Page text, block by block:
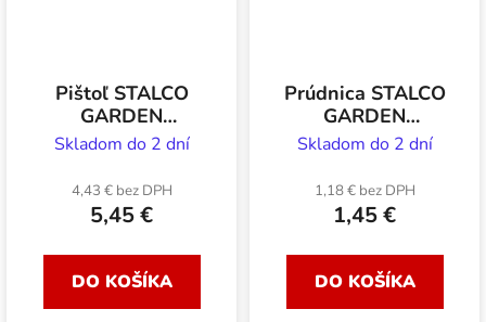
Pištoľ STALCO
GARDEN
zavlažovacia 8
Skladom do 2 dní
4,43 € bez DPH
5,45 €
DO KOŠÍKA
Prúdnica STALCO
GARDEN
regulovateľná
Skladom do 2 dní
1,18 € bez DPH
1,45 €
DO KOŠÍKA